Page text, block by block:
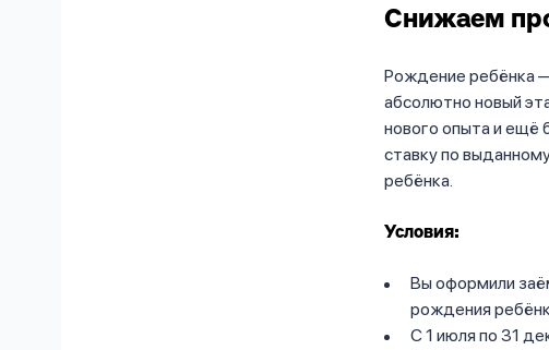
Снижаем
Рождение ребёнка
абсолютно новый
нового опыта и ещё
ставку по
ребёнка.
Условия:
Вы оформили
рождения
С 1 июля по 31